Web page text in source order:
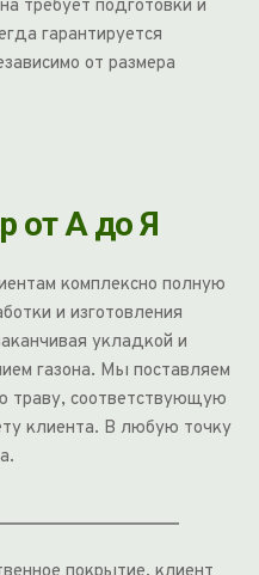
требует подготовки и
гарантируется
от размера
от А до Я
комплексно полную
и изготовления
укладкой и
газона. Мы поставляем
траву, соответствующую
клиента. В любую точку